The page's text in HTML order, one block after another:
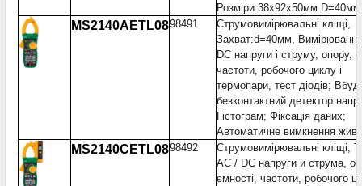
Розміри:38x92x50мм D=40мм
MS2140AETL0898491
Струмовимірювальні кліщі,
Захват:d=40мм,
DC напруги і струму, опору,
частоти, робочого циклу і
термопари, тест діодів;
безконтактний детектор
Гістограм; Фіксація даних;
Автоматичне вимкнення
MS2140CETL0898492
Струмовимірювальні кліщі,
AC / DC напруги и струма,
ємності, частоти, робочого